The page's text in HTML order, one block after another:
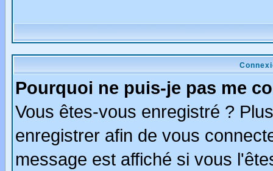
Pourquoi ne puis-je pas me
Vous êtes-vous enregistré ?
enregistrer afin de vous
message est affiché si vous